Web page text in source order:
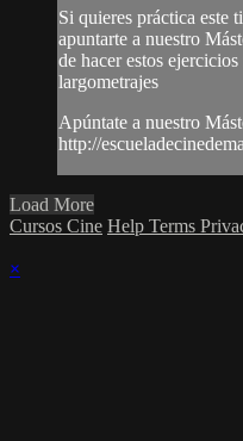
Si quieres práctica este
apuntarte a nuestro
de hacer estos
largometrajes
Apúntate a nuestro
http://
Load More
Cursos Cine Help Terms
×